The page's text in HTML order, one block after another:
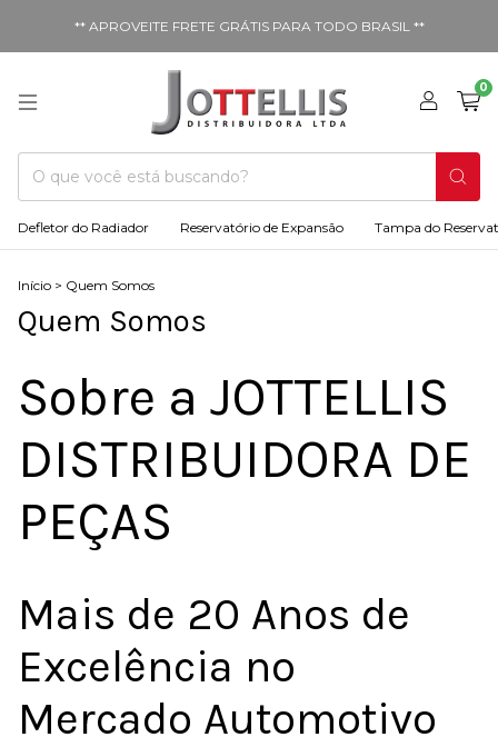
** APROVEITE FRETE GRÁTIS PARA TODO BRASIL **
0
Defletor do Radiador Reservatório de Expansão Tampa do
Início > Quem Somos
Quem Somos
Sobre a JOTTELLIS
DISTRIBUIDORA DE
PEÇAS
Mais de 20 Anos de
Excelência no
Mercado Automotivo